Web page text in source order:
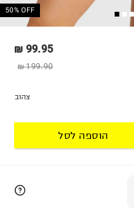
50% OFF
99.95 ₪
199.90 ₪
צהוב
הוספה לסל